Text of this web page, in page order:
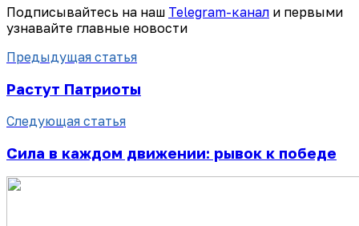
Подписывайтесь на наш Telegram-канал и первыми
узнавайте главные новости
Предыдущая статья
Растут Патриоты
Следующая статья
Сила в каждом движении: рывок к победе